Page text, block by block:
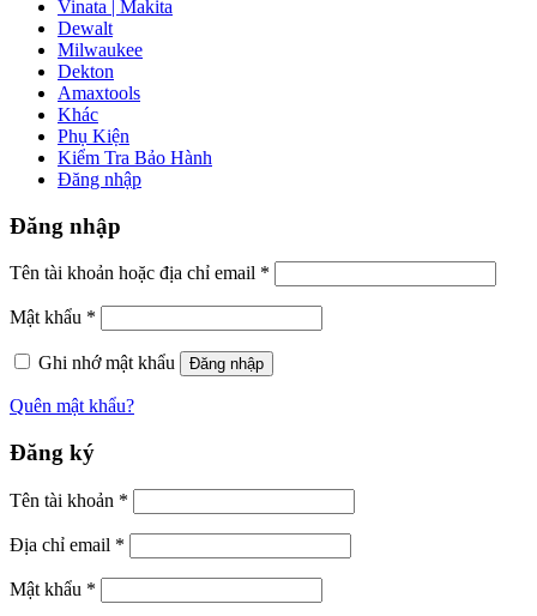
Vinata | Makita
Dewalt
Milwaukee
Dekton
Amaxtools
Khác
Phụ Kiện
Kiểm Tra Bảo Hành
Đăng nhập
Đăng nhập
Tên tài khoản hoặc địa chỉ email *
Mật khẩu *
Ghi nhớ mật khẩu Đăng nhập
Quên mật khẩu?
Đăng ký
Tên tài khoản *
Địa chỉ email *
Mật khẩu *